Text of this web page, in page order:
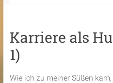
Karriere als
1)
Wie ich zu meiner Süßen